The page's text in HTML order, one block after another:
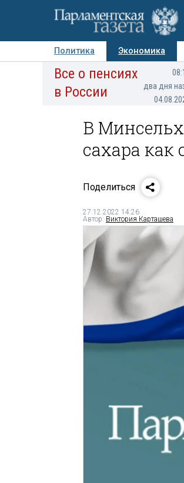
Политика Экономика
Авторы Персоны
Все о пенсиях
в России
два дня
В
сахара
Поделиться
27.12.2022 14:26
Автор: Виктория Карташева